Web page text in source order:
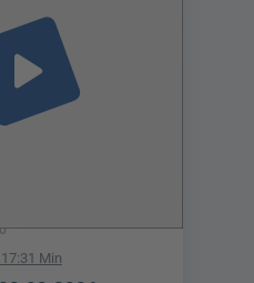
0
play_arrow
Min